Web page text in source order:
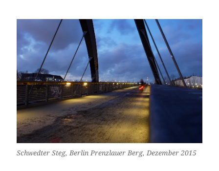
Schwedter Steg, Berlin Prenzlauer Berg, Dezember 2015